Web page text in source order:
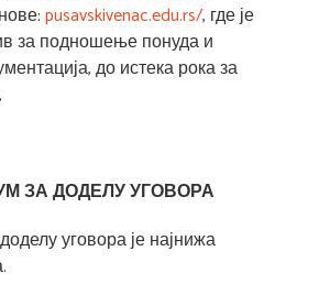
pusavskivenac.edu.rs/, где је
за подношење понуда и
до истека рока за
ЗА ДОДЕЛУ УГОВОРА
уговора је најнижа